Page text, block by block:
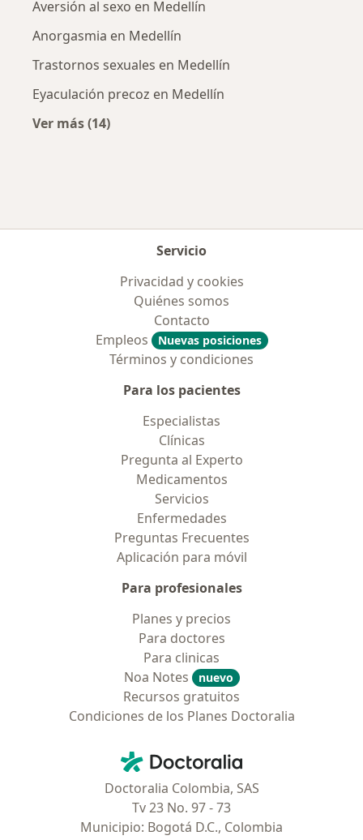
Aversión al sexo en Medellín
Anorgasmia en Medellín
Trastornos sexuales en Medellín
Eyaculación precoz en Medellín
Ver más (14)
Servicio
Privacidad y cookies
Quiénes somos
Contacto
Empleos
Nuevas posiciones
Términos y condiciones
Para los pacientes
Especialistas
Clínicas
Pregunta al Experto
Medicamentos
Servicios
Enfermedades
Preguntas Frecuentes
Aplicación para móvil
Para profesionales
Planes y precios
Para doctores
Para clinicas
Noa Notes
nuevo
Recursos gratuitos
Condiciones de los Planes Doctoralia
Doctoralia - Página de inicio
Doctoralia Colombia, SAS
Tv 23 No. 97 - 73
Municipio: Bogotá D.C., Colombia